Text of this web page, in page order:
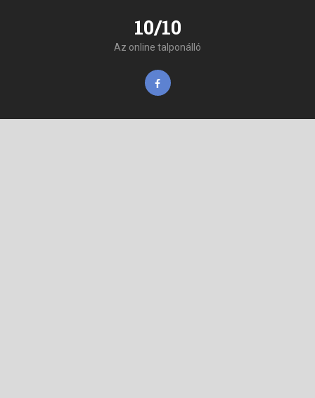
10/10
Az online talponálló